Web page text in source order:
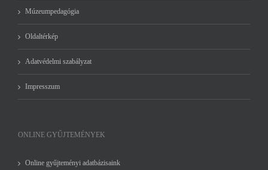
Múzeumpedagógia
Oldaltérkép
Adatvédelmi szabályzat
Impresszum
ONLINE GYŰJTEMÉNYEK
Online gyűjteményi adatbázisaink